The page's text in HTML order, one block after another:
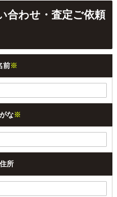
合わせ・査定ご依頼
前※
な※
所